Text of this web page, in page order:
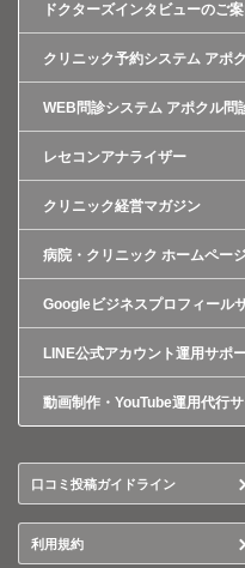
ドクターズインタビューのご
クリニック予約システム アポ
WEB問診システム アポクル問
レセコンアナライザー
クリニック経営マガジン
病院・クリニック ホームペー
Googleビジネスプロフィール
LINE公式アカウント運用サポ
動画制作・YouTube運用代行
口コミ投稿ガイドライン
利用規約